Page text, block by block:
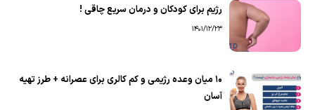
رژیم برای کودکان و درمان سریع چاقی !
1401/12/23
۱۰ میان وعده رژیمی و کم کالری برای عصرانه + طرز تهیه
آسان